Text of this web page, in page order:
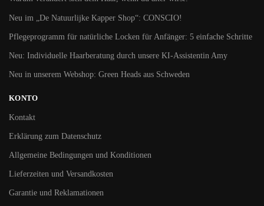
Neu im „De Natuurlijke Kapper Shop“: CONSCIO!
Pflegeprogramm für natürliche Locken für Anfänger: 5 einfache Schritte
Neu: Individuelle Haarberatung durch unsere KI-Assistentin Amy
Neu in unserem Webshop: Green Heads aus Schweden
KONTO
Kontakt
Erklärung zum Datenschutz
Allgemeine Bedingungen und Konditionen
Lieferzeiten und Versandkosten
Garantie und Reklamationen